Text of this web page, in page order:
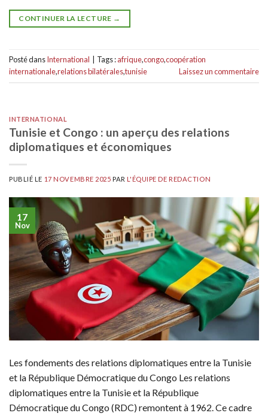
CONTINUER LA LECTURE →
Posté dansInternational Tags :afrique,congo,coopération
internationale,relations bilatérales,tunisie Laissez un commentaire
INTERNATIONAL
Tunisie et Congo : un aperçu des relations
diplomatiques et économiques
PUBLIÉ LE 17 NOVEMBRE 2025 PARL'ÉQUIPE DE REDACTION
17
Nov
Les fondements des relations diplomatiques entre la Tunisie
et la République Démocratique du Congo Les relations
diplomatiques entre la Tunisie et la République
Démocratique du Congo (RDC) remontent à 1962. Ce cadre